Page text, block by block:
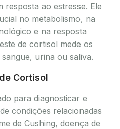
resposta ao estresse. Ele
no metabolismo, na
e na resposta
de cortisol mede os
urina ou saliva.
Cortisol
para diagnosticar e
condições relacionadas
de Cushing, doença de